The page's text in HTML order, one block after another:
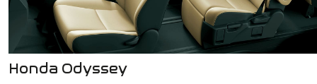
Honda Odyssey